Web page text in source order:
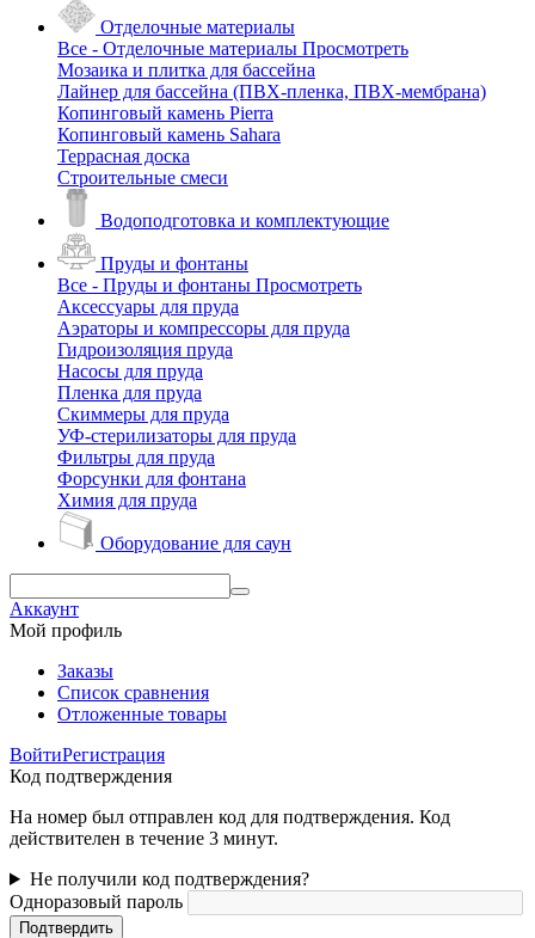
Отделочные материалы
Все - Отделочные материалы Просмотреть
Мозаика и плитка для бассейна
Лайнер для бассейна (ПВХ-пленка, ПВХ-мембрана)
Копинговый камень Pierra
Копинговый камень Sahara
Террасная доска
Строительные смеси
Водоподготовка и комплектующие
Пруды и фонтаны
Все - Пруды и фонтаны Просмотреть
Аксессуары для пруда
Аэраторы и компрессоры для пруда
Гидроизоляция пруда
Насосы для пруда
Пленка для пруда
Скиммеры для пруда
УФ-стерилизаторы для пруда
Фильтры для пруда
Форсунки для фонтана
Химия для пруда
Оборудование для саун
Аккаунт
Мой профиль
Заказы
Список сравнения
Отложенные товары
ВойтиРегистрация
Код подтверждения
На номер был отправлен код для подтверждения. Код
действителен в течение 3 минут.
Не получили код подтверждения?
Одноразовый пароль
Подтвердить